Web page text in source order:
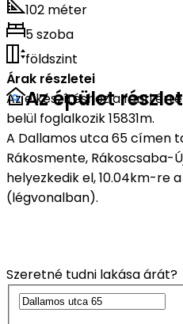
102 méter
5 szoba
földszint
Árak részletei
Az elkészítéshez a fenti
belül foglalkozik 15831m.
Az épület
A Dallamos utca 65 címen
Rákosmente, Rákoscsaba-
helyezkedik el, 10.04km-re
(légvonalban).
Szeretné tudni lakása árát?